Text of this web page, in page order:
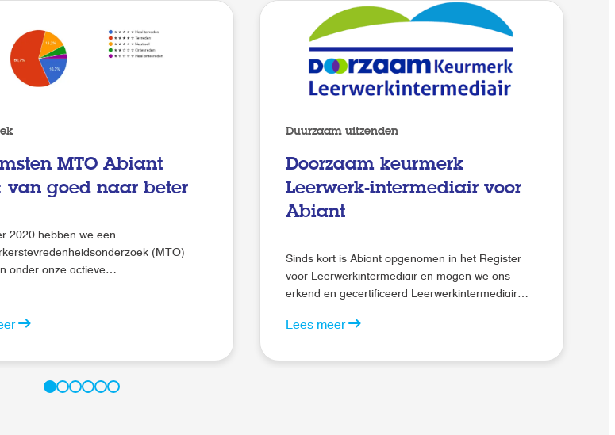
MTO Abiant
van goed naar beter
2020 hebben we een
(MTO)
onder onze actieve
omgang met
en arbeidsvoorwaarden.
Duurzaam uitzenden
Doorzaam keurmerk
Leerwerk-intermediair voor
Abiant
Sinds kort is Abiant opgenomen in het Register
voor Leerwerkintermediair en mogen we ons
erkend en gecertificeerd Leerwerkintermediair
uitgegeven door DOORZAAM. Het keurmerk
Lees meer